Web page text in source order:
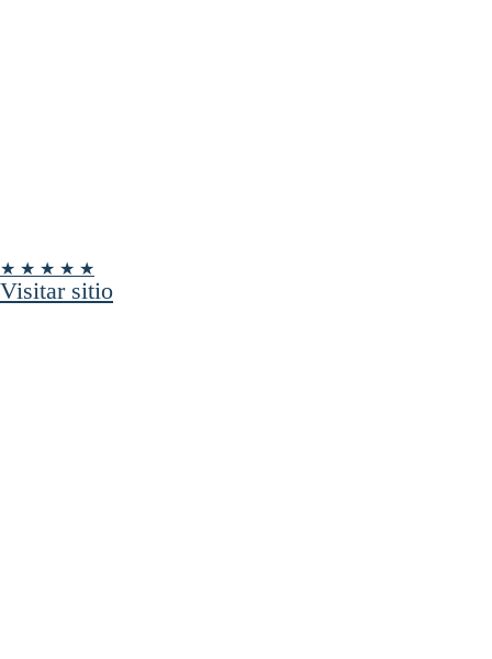
★ ★ ★ ★ ★
Visitar sitio